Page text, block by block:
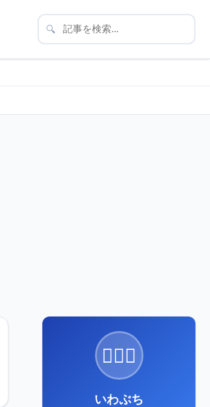
🔍
🙋🏻‍♂️
いわぶち